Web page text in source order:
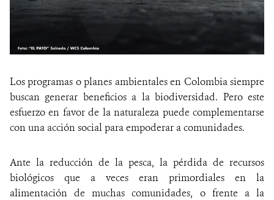
Los programas o planes ambientales en Colombia siempre
buscan generar beneficios a la biodiversidad. Pero este
esfuerzo en favor de la naturaleza puede complementarse
con una acción social para empoderar a comunidades.
Ante la reducción de la pesca, la pérdida de recursos
biológicos que a veces eran primordiales en la
alimentación de muchas comunidades, o frente a la